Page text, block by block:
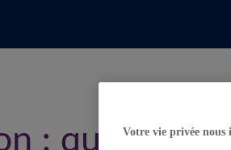
: quellesVotre vie privée nous